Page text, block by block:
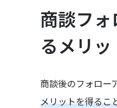
商談フ
るメリ
商談後のフォロー
メリットを得るこ